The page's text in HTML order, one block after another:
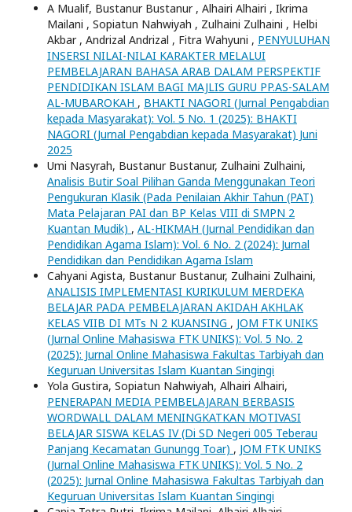
A Mualif, Bustanur Bustanur , Alhairi Alhairi , Ikrima
Mailani , Sopiatun Nahwiyah , Zulhaini Zulhaini , Helbi
Akbar , Andrizal Andrizal , Fitra Wahyuni , PENYULUHAN
INSERSI NILAI-NILAI KARAKTER MELALUI
PEMBELAJARAN BAHASA ARAB DALAM PERSPEKTIF
PENDIDIKAN ISLAM BAGI MAJLIS GURU PP.AS-SALAM
AL-MUBAROKAH , BHAKTI NAGORI (Jurnal Pengabdian
kepada Masyarakat): Vol. 5 No. 1 (2025): BHAKTI
NAGORI (Jurnal Pengabdian kepada Masyarakat) Juni
2025
Umi Nasyrah, Bustanur Bustanur, Zulhaini Zulhaini,
Analisis Butir Soal Pilihan Ganda Menggunakan Teori
Pengukuran Klasik (Pada Penilaian Akhir Tahun (PAT)
Mata Pelajaran PAI dan BP Kelas VIII di SMPN 2
Kuantan Mudik) , AL-HIKMAH (Jurnal Pendidikan dan
Pendidikan Agama Islam): Vol. 6 No. 2 (2024): Jurnal
Pendidikan dan Pendidikan Agama Islam
Cahyani Agista, Bustanur Bustanur, Zulhaini Zulhaini,
ANALISIS IMPLEMENTASI KURIKULUM MERDEKA
BELAJAR PADA PEMBELAJARAN AKIDAH AKHLAK
KELAS VIIB DI MTs N 2 KUANSING , JOM FTK UNIKS
(Jurnal Online Mahasiswa FTK UNIKS): Vol. 5 No. 2
(2025): Jurnal Online Mahasiswa Fakultas Tarbiyah dan
Keguruan Universitas Islam Kuantan Singingi
Yola Gustira, Sopiatun Nahwiyah, Alhairi Alhairi,
PENERAPAN MEDIA PEMBELAJARAN BERBASIS
WORDWALL DALAM MENINGKATKAN MOTIVASI
BELAJAR SISWA KELAS IV (Di SD Negeri 005 Teberau
Panjang Kecamatan Gunungg Toar) , JOM FTK UNIKS
(Jurnal Online Mahasiswa FTK UNIKS): Vol. 5 No. 2
(2025): Jurnal Online Mahasiswa Fakultas Tarbiyah dan
Keguruan Universitas Islam Kuantan Singingi